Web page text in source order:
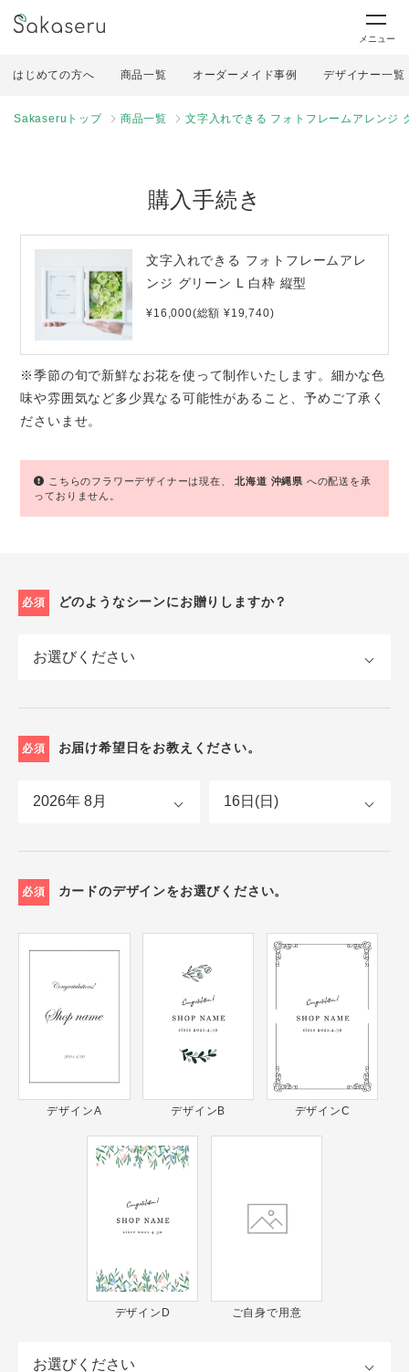
メニュー
はじめての方へ 商品一覧 オーダーメイド事例 デザイナー一覧
Sakaseruトップ 商品一覧 文字入れできる フォトフレームアレンジ
購入手続き
文字入れできる フォトフレームアレ
ンジ グリーン L 白枠 縦型
¥16,000(総額 ¥19,740)
※季節の旬で新鮮なお花を使って制作いたします。細かな色
味や雰囲気など多少異なる可能性があること、予めご了承く
ださいませ。
こちらのフラワーデザイナーは現在、北海道 沖縄県 への配送を承
っておりません。
必須 どのようなシーンにお贈りしますか？
必須 お届け希望日をお教えください。
必須 カードのデザインをお選びください。
デザインA デザインB デザインC
デザインD ご自身で用意